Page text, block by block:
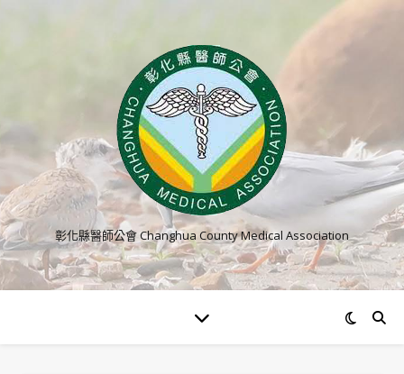
彰化縣醫師公會 Changhua County Medical Association